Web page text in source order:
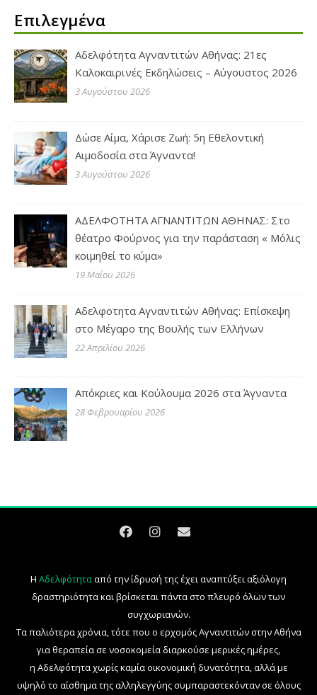
Επιλεγμένα
Αδελφότητα Αγναντιτών Αθήνας: 21ες
Καλοκαιρινές Εκδηλώσεις – Αύγουστος 2026
3 Αυγούστου 2026
Δώσε Αίμα, Χάρισε Ζωή: 5η Εθελοντική
Αιμοδοσία στα Άγναντα!
3 Αυγούστου 2026
ΑΔΕΛΦΟΤΗΤΑ ΑΓΝΑΝΤΙΤΩΝ ΑΘΗΝΑΣ: Στο
θέατρο Φούρνος για την παράσταση « Μόλις
κοιμηθεί το κύμα»
19 Μαΐου 2026
Αδελφοτητα Αγναντιτών Αθήνας: Επίσκεψη
στο Μέγαρο της Βουλής των Ελλήνων
22 Απριλίου 2026
Απόκριες και Κούλουμα 2026 στα Άγναντα
28 Φεβρουαρίου 2026
Η Αδελφότητααπό την ίδρυσή της έχει αναπτύξει αξιόλογη
δραστηριότητα και βρίσκεται πάντα στο πλευρό όλων των
συγχωριανών.
Τα παλιότερα χρόνια, τότε που ο ερχομός Αγναντιτών στην Αθήνα
για θεραπεία σε νοσοκομεία διαρκούσε μερικές ημέρες,
η Αδελφότητα χωρίς καμία οικονομική δυνατότητα, αλλά με
υψηλό το αίσθημα της αλληλεγγύης συμπαραστεκόνταν σε όλους